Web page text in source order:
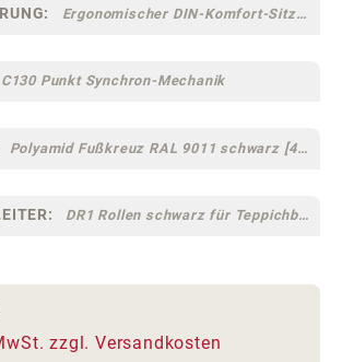
Ergonomischer DIN-Komfort-Sitz [75]
C130 Punkt Synchron-Mechanik
Polyamid Fußkreuz RAL 9011 schwarz [44]
DR1 Rollen schwarz für Teppichböden [10]
zzgl. Versandkosten